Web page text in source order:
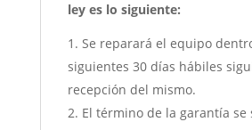
ley es lo siguiente:
Se reparará el equipo
siguientes 30 días hábiles
recepción del mismo.
El término de la garantía se